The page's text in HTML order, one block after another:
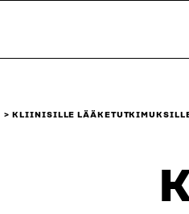
KLIINISILLE